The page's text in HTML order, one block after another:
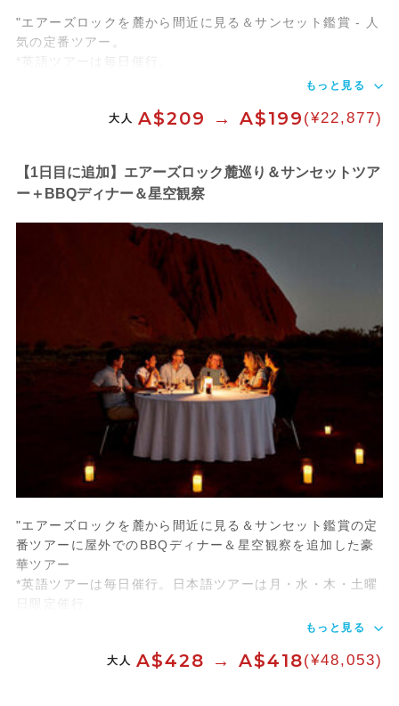
"エアーズロックを麓から間近に見る＆サンセット鑑賞 - 人
気の定番ツアー。
*英語ツアーは毎日催行。
もっと見る
大人 A$209 → A$199 (¥22,877)
【1日目に追加】エアーズロック麓巡り＆サンセットツア
ー＋BBQディナー＆星空観察
"エアーズロックを麓から間近に見る＆サンセット鑑賞の定
番ツアーに屋外でのBBQディナー＆星空観察を追加した豪
華ツアー
*英語ツアーは毎日催行。日本語ツアーは月・水・木・土曜
日限定催行。
もっと見る
大人 A$428 → A$418(¥48,053)